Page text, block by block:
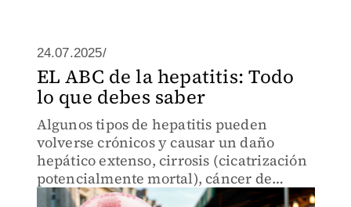
24.07.2025/
EL ABC de la hepatitis: Todo
lo que debes saber
Algunos tipos de hepatitis pueden
volverse crónicos y causar un daño
hepático extenso, cirrosis (cicatrización
potencialmente mortal), cáncer de
hígado y fallo hepático.